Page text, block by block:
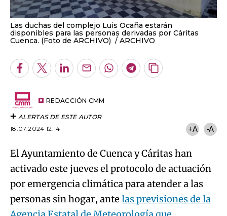
Facebook
TwitterLinkedInEnviar
por
Email
WhatsappTelegram
Copiar
URL
del
ALERTAS DE ESTE AUTOR
18.07.2024 12:14
El Ayuntamiento de Cuenca y Cáritas han
activado este jueves el protocolo de actuación
por emergencia climática para atender a las
personas sin hogar, ante las previsiones de la
Agencia Estatal de Meteorología que
establecen el nivel naranja por altas
temperaturas en la ciudad.